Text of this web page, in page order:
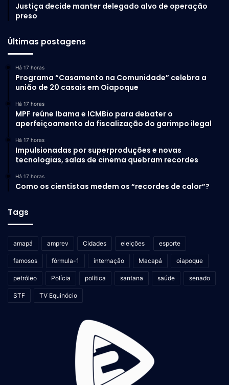
Justiça decide manter delegado alvo de operação
preso
Últimas postagens
Há 17 horas
Programa “Casamento na Comunidade” celebra a
união de 20 casais em Oiapoque
Há 17 horas
MPF reúne Ibama e ICMBio para debater o
aperfeiçoamento da fiscalização do garimpo ilegal
Há 17 horas
Impulsionadas por superproduções e novas
tecnologias, salas de cinema quebram recordes
Há 17 horas
Como os cientistas medem os “recordes de calor”?
Tags
amapá amprev Cidades eleições esporte
famosos fórmula-1 internação Macapá oiapoque
petróleo Polícia política santana saúde senado
STF TV Equinócio